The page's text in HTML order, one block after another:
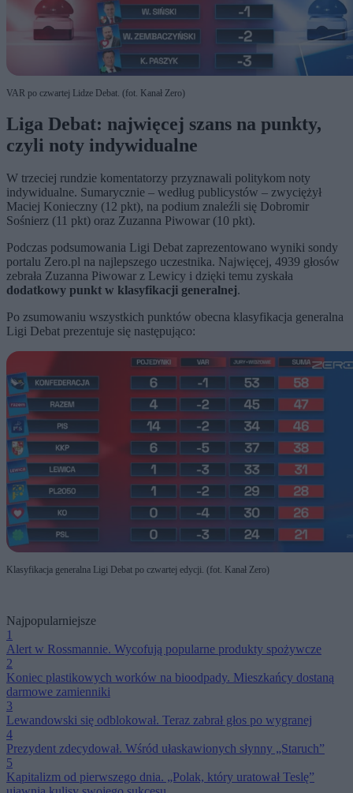
VAR po czwartej Lidze Debat. (fot. Kanał Zero)
Liga Debat: najwięcej szans na punkty,
czyli noty indywidualne
W trzeciej rundzie komentatorzy przyznawali politykom noty
indywidualne. Sumarycznie – według publicystów – zwyciężył
Maciej Konieczny (12 pkt), na podium znaleźli się Dobromir
Sośnierz (11 pkt) oraz Zuzanna Piwowar (10 pkt).
Podczas podsumowania Ligi Debat zaprezentowano wyniki sondy
portalu Zero.pl na najlepszego uczestnika. Najwięcej, 4939 głosów
zebrała Zuzanna Piwowar z Lewicy i dzięki temu zyskała
dodatkowy punkt w klasyfikacji generalnej.
Po zsumowaniu wszystkich punktów obecna klasyfikacja generalna
Ligi Debat prezentuje się następująco:
Klasyfikacja generalna Ligi Debat po czwartej edycji. (fot. Kanał Zero)
Najpopularniejsze
1
Alert w Rossmannie. Wycofują popularne produkty spożywcze
2
Koniec plastikowych worków na bioodpady. Mieszkańcy dostaną
darmowe zamienniki
3
Lewandowski się odblokował. Teraz zabrał głos po wygranej
4
Prezydent zdecydował. Wśród ułaskawionych słynny „Staruch”
5
Kapitalizm od pierwszego dnia. „Polak, który uratował Teslę”